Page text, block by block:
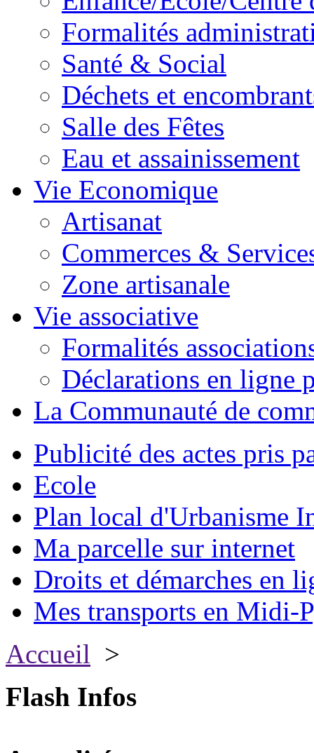
Formalités
Santé & Social
Déchets et
Salle des Fêtes
Eau et assainissement
Vie Economique
Artisanat
Commerces &
Zone artisanale
Vie associative
Formalités
Déclarations en ligne
La Communauté de
Publicité des actes pris
Ecole
Plan local d'Urbanisme
Ma parcelle sur internet
Droits et démarches en
Mes transports en Midi-
Accueil >
Flash Infos